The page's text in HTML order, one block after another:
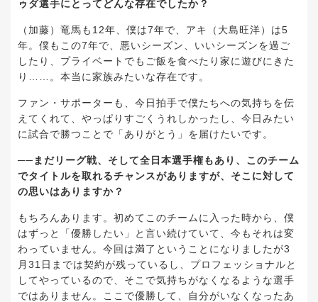
ゥダ選手にとってどんな存在でしたか？
（加藤）竜馬も12年、僕は7年で、アキ（大島旺洋）は5
年。僕もこの7年で、悪いシーズン、いいシーズンを過ご
したり、プライベートでもご飯を食べたり家に遊びにきた
り……。本当に家族みたいな存在です。
ファン・サポーターも、今日拍手で僕たちへの気持ちを伝
えてくれて、やっぱりすごくうれしかったし、今日みたい
に試合で勝つことで「ありがとう」を届けたいです。
──まだリーグ戦、そして全日本選手権もあり、このチーム
でタイトルを取れるチャンスがありますが、そこに対して
の思いはありますか？
もちろんあります。初めてこのチームに入った時から、僕
はずっと「優勝したい」と言い続けていて、今もそれは変
わっていません。今回は満了ということになりましたが3
月31日までは契約が残っているし、プロフェッショナルと
してやっているので、そこで気持ちがなくなるような選手
ではありません。ここで優勝して、自分がいなくなったあ